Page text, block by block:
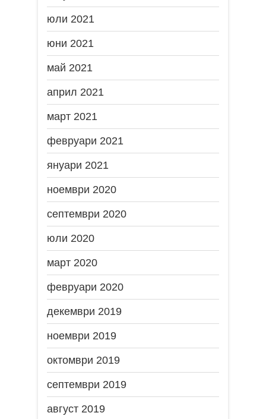
юли 2021
юни 2021
май 2021
април 2021
март 2021
февруари 2021
януари 2021
ноември 2020
септември 2020
юли 2020
март 2020
февруари 2020
декември 2019
ноември 2019
октомври 2019
септември 2019
август 2019